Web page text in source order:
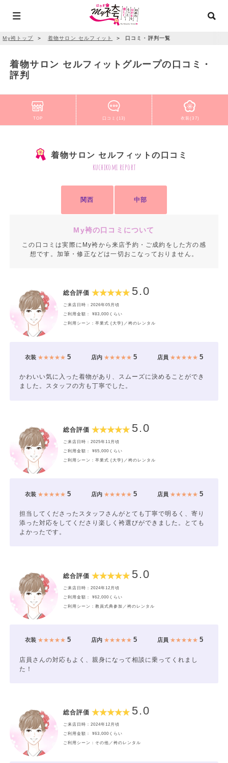
My袴トップ ＞ 着物サロン セルフィット ＞ 口コミ・評判一覧
着物サロン セルフィットグループの口コミ・
評判
TOP 口コミ(13) 衣装(37)
着物サロン セルフィットの口コミ
kuchikomi report
関西 中部
My袴の口コミについて
この口コミは実際にMy袴から来店予約・ご成約をした方の感
想です。加筆・修正などは一切おこなっておりません。
総合評価 5.0
ご来店日時：2026年05月頃
ご利用金額： ¥83,000くらい
ご利用シーン：卒業式 (大学)／袴のレンタル
衣装★★★★★ 5 店内★★★★★ 5 店員 ★★★★★5
かわいい気に入った着物があり、スムーズに決めることができ
ました。スタッフの方も丁寧でした。
総合評価 5.0
ご来店日時：2025年11月頃
ご利用金額： ¥65,000くらい
ご利用シーン：卒業式 (大学)／袴のレンタル
衣装★★★★★ 5 店内★★★★★ 5 店員 ★★★★★5
担当してくださったスタッフさんがとても丁寧で明るく、寄り
添った対応をしてくださり楽しく袴選びができました。とても
よかったです。
総合評価 5.0
ご来店日時：2024年12月頃
ご利用金額： ¥62,000くらい
ご利用シーン：教員式典参加／袴のレンタル
衣装★★★★★ 5 店内★★★★★ 5 店員 ★★★★★5
店員さんの対応もよく、親身になって相談に乗ってくれまし
た！
総合評価 5.0
ご来店日時：2024年12月頃
ご利用金額： ¥63,000くらい
ご利用シーン：その他／袴のレンタル